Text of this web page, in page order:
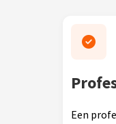
Een